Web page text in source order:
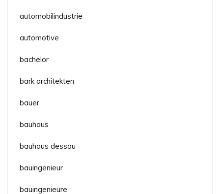
automobilindustrie
automotive
bachelor
bark architekten
bauer
bauhaus
bauhaus dessau
bauingenieur
bauingenieure